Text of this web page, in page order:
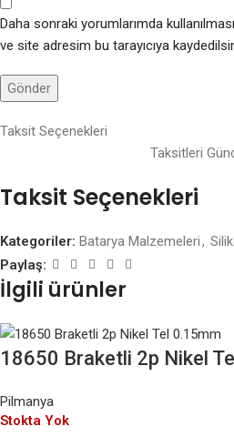
Daha sonraki yorumlarımda
ve site adresim bu tarayıcıya
Taksit Seçenekleri
Taksitleri
Taksit Seçenekleri
Kategoriler: Batarya Malzemeleri,
Paylaş:
İlgili ürünler
18650 Braketli 2p Nikel
Pilmanya
Stokta Yok